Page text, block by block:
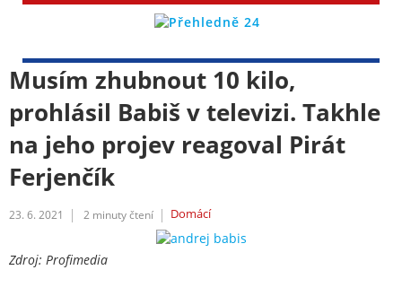
Musím zhubnout 10 kilo,
prohlásil Babiš v televizi. Takhle
na jeho projev reagoval Pirát
Ferjenčík
23. 6. 2021 2 minuty čtení Domácí
Zdroj: Profimedia